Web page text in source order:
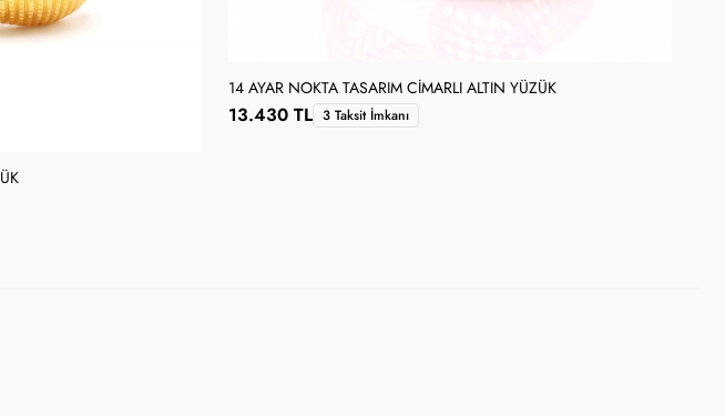
14 AYAR NOKTA TASARIM CIMARLI ALTIN YÜZÜK
13.430 TL 3 Taksit İmkanı